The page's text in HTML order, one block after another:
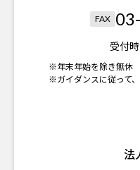
FAX
受付時
※年末年始を除き無休
※ガイダンスに従って
法